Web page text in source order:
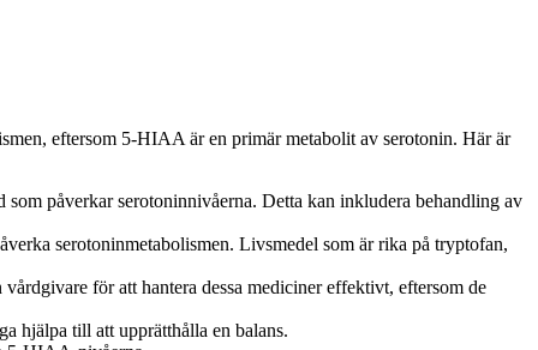
eftersom 5-HIAA är en primär metabolit av serotonin. Här är
påverkar serotoninnivåerna. Detta kan inkludera behandling av
serotoninmetabolismen. Livsmedel som är rika på tryptofan,
för att hantera dessa mediciner effektivt, eftersom de
hjälpa till att upprätthålla en balans.